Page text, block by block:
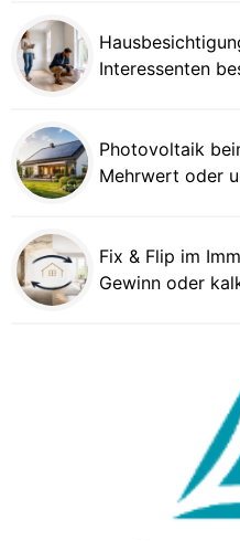
Interessenten
Photovoltaik
Mehrwert oder
Fix & Flip im
Gewinn oder